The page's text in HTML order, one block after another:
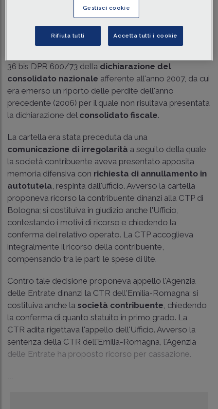
La questione giuridica
Nel 2011 veniva notificata alla società, poi incorporata
36 bis DPR 600/73 della dichiarazione del
consolidato nazionale afferente all'anno 2007, da cui
era emerso un riporto delle perdite dell'anno
precedente (2006) per il quale non risultava presentata
la dichiarazione del consolidato fiscale.
La cartella era stata preceduta da una
comunicazione di irregolarità a seguito della quale
la società contribuente aveva presentato apposita
memoria difensiva con richiesta di annullamento in
autotutela , respinta dall'ufficio. Avverso la cartella
proponeva ricorso la contribuente dinanzi alla CTP di
Bologna; si costituiva in giudizio anche l'Ufficio,
contestando i motivi di ricorso e chiedendo la
conferma del relativo operato. La CTP accoglieva
integralmente il ricorso della contribuente,
compensando tra le parti le spese di lite.
Contro tale decisione proponeva appello l'Agenzia
delle Entrate dinanzi la CTR dell'Emilia-Romagna; si
costituiva anche la società contribuente , chiedendo
la conferma di quanto statuito in primo grado. La
CTR adita rigettava l'appello dell'Ufficio. Avverso la
sentenza della CTR dell'Emilia-Romagna, l'Agenzia
delle Entrate ha proposto ricorso per cassazione.
Gestisci cookie
Rifiuta tutti Accetta tutti i cookie